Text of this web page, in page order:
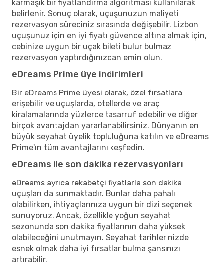
karmaşık bir fiyatlandırma algoritması kullanılarak
belirlenir. Sonuç olarak, uçuşunuzun maliyeti
rezervasyon süreciniz sırasında değişebilir. Lizbon
uçuşunuz için en iyi fiyatı güvence altına almak için,
cebinize uygun bir uçak bileti bulur bulmaz
rezervasyon yaptırdığınızdan emin olun.
eDreams Prime üye indirimleri
Bir eDreams Prime üyesi olarak, özel fırsatlara
erişebilir ve uçuşlarda, otellerde ve araç
kiralamalarında yüzlerce tasarruf edebilir ve diğer
birçok avantajdan yararlanabilirsiniz. Dünyanın en
büyük seyahat üyelik topluluğuna katılın ve eDreams
Prime'ın tüm avantajlarını keşfedin.
eDreams ile son dakika rezervasyonları
eDreams ayrıca rekabetçi fiyatlarla son dakika
uçuşları da sunmaktadır. Bunlar daha pahalı
olabilirken, ihtiyaçlarınıza uygun bir dizi seçenek
sunuyoruz. Ancak, özellikle yoğun seyahat
sezonunda son dakika fiyatlarının daha yüksek
olabileceğini unutmayın. Seyahat tarihlerinizde
esnek olmak daha iyi fırsatlar bulma şansınızı
artırabilir.